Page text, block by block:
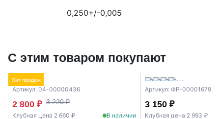
0,250+/-0,005
С этим товаром покупают
Хит продаж
Артикул: 04-00000436
2 800 ₽ 3 220 ₽
Клубная цена 2 660 ₽ В наличии
Артикул: ФР-00001679
3 150 ₽
Клубная цена 2 993 ₽